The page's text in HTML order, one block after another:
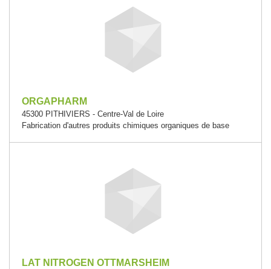
ORGAPHARM
45300 PITHIVIERS - Centre-Val de Loire
Fabrication d'autres produits chimiques organiques de base
LAT NITROGEN OTTMARSHEIM